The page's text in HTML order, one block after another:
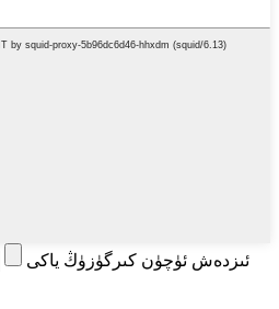
ئىزدەش ئۈچۈن كىرگۈزۈڭ ياكى